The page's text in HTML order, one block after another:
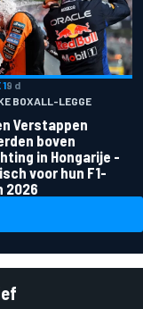
9 d
BOXALL-LEGGE
Verstappen
boven
in Hongarije -
voor hun F1-
2026